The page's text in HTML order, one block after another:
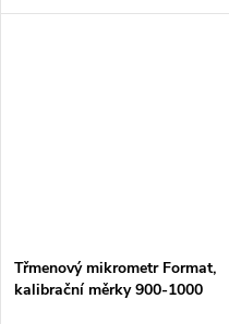
IP65.
Třmenový mikrometr Format,
kalibrační měrky 900-1000